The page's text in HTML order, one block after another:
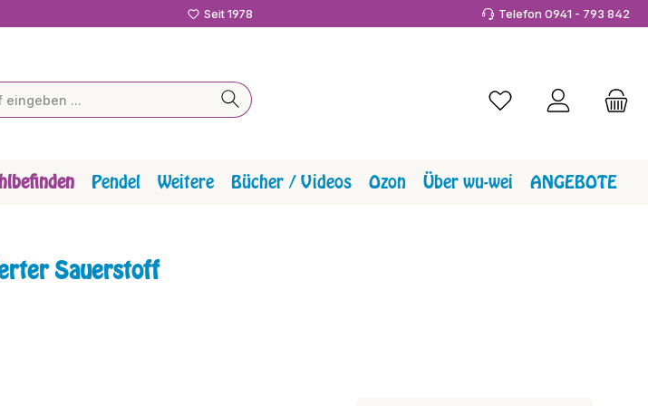
Seit 1978 Telefon 0941 - 793 842
Du hast 0 Produkte
Pendel Weitere Bücher / Videos Ozon Über wu-wei ANGEBOTE
Sauerstoff